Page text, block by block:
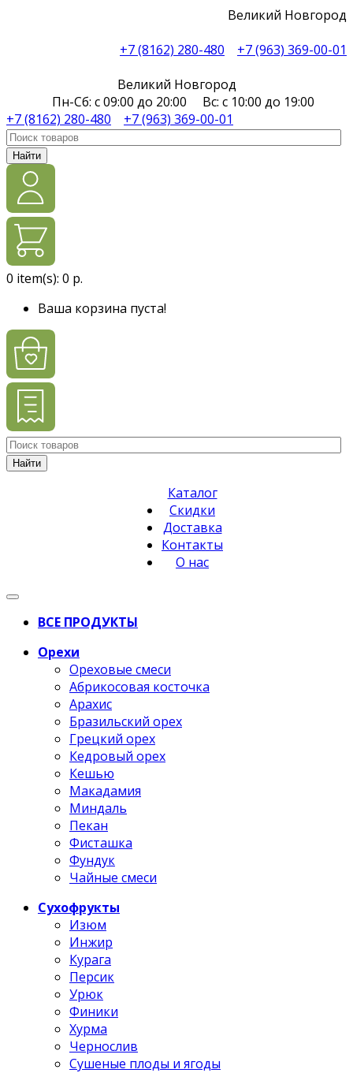
Великий Новгород
+7 (8162) 280-480
+7 (963) 369-00-01
Великий Новгород
Пн-Сб: с 09:00 до 20:00 Вс: с 10:00 до 19:00
+7 (8162) 280-480
+7 (963) 369-00-01
Найти
0 item(s): 0 р.
Ваша корзина пуста!
Найти
Каталог
Скидки
Доставка
Контакты
О нас
ВСЕ ПРОДУКТЫ
Орехи
Ореховые смеси
Абрикосовая косточка
Арахис
Бразильский орех
Грецкий орех
Кедровый орех
Кешью
Макадамия
Миндаль
Пекан
Фисташка
Фундук
Чайные смеси
Сухофрукты
Изюм
Инжир
Курага
Персик
Урюк
Финики
Хурма
Чернослив
Сушеные плоды и ягоды